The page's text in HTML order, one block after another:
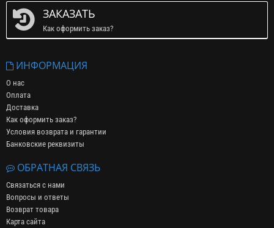
ЗАКАЗАТЬ
Как оформить заказ?
ИНФОРМАЦИЯ
О нас
Оплата
Доставка
Как оформить заказ?
Условия возврата и гарантии
Банковские реквизиты
ОБРАТНАЯ СВЯЗЬ
Связаться с нами
Вопросы и ответы
Возврат товара
Карта сайта